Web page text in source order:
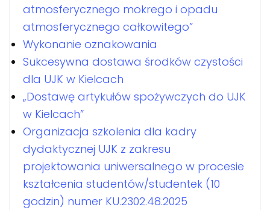
atmosferycznego mokrego i opadu
atmosferycznego całkowitego”
Wykonanie oznakowania
Sukcesywna dostawa środków czystości
dla UJK w Kielcach
„Dostawę artykułów spożywczych do UJK
w Kielcach”
Organizacja szkolenia dla kadry
dydaktycznej UJK z zakresu
projektowania uniwersalnego w procesie
kształcenia studentów/studentek (10
godzin) numer KU.2302.48.2025